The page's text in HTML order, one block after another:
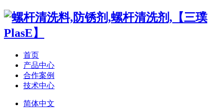
首页
产品中心
合作案例
技术中心
简体中文